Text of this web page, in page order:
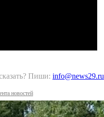
Пиши: info@news29.ru
новостей